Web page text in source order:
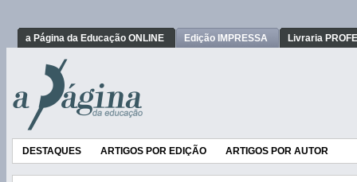
a Página da Educação ONLINE Edição IMPRESSA Livraria
DESTAQUES ARTIGOS POR EDIÇÃO ARTIGOS POR AUTOR